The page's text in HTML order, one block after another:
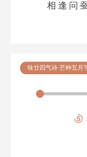
相逢问
咏廿四气诗·芒种五月